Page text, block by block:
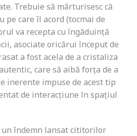
Trebuie să mărturisesc că
care îl acord (tocmai de
va recepta cu îngăduință
asociate oricărui început de
a fost acela de a cristaliza
care să aibă forța de a
inerente impuse de acest tip
de interacțiune în spațiul
un îndemn lansat cititorilor